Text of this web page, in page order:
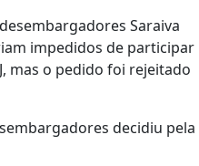
Saraiva
impedidos de participar
mas o pedido foi rejeitado
decidiu pela